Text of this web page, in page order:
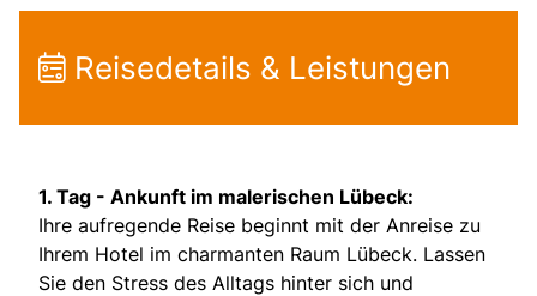
Reisedetails & Leistungen
1. Tag - Ankunft im malerischen Lübeck:
Ihre aufregende Reise beginnt mit der Anreise zu
Ihrem Hotel im charmanten Raum Lübeck. Lassen
Sie den Stress des Alltags hinter sich und